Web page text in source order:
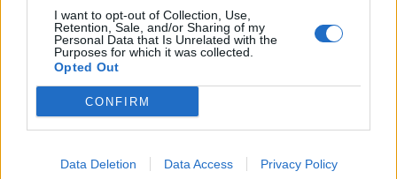
I want to opt-out of Collection, Use,
Retention, Sale, and/or Sharing of my
Personal Data that Is Unrelated with the
Purposes for which it was collected.
Opted Out
CONFIRM
Data Deletion Data Access Privacy Policy